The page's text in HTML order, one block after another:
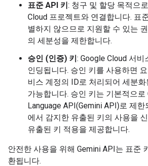
표준 API 키: 청구 및 할당 목적으
Cloud 프로젝트와 연결합니다. 표
별하지 않으므로 지원할 수 있는
의 세분성을 제한합니다.
승인 (인증) 키: Google Cloud 서
인딩됩니다. 승인 키를 사용하면
비스 계정의 ID로 처리되어 세분
가능합니다. 승인 키는 기본적으로
Language API(Gemini API)로 제
에서 감지한 유출된 키의 사용을
유출된 키 적용을 제공합니다.
안전한 사용을 위해 Gemini API는 표준
환됩니다.